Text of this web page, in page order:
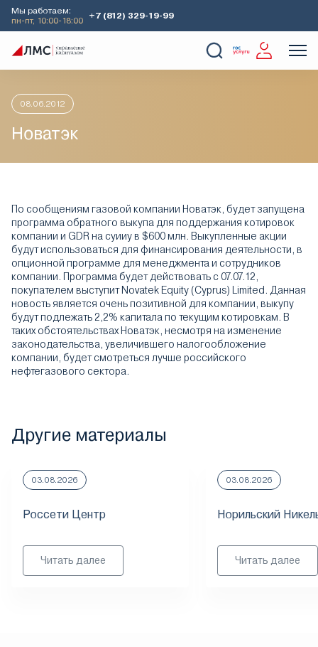
Мы работаем:
пн-пт, 10:00-18:00
+7 (812) 329-19-99
Главная Аналитика
08.06.2012
Новатэк
По сообщениям газовой компании Новатэк, будет запущена
программа обратного выкупа для поддержания котировок
компании и GDR на суииу в $600 млн. Выкупленные акции
будут использоваться для финансирования деятельности, в
опционной программе для менеджмента и сотрудников
компании. Программа будет действовать с 07.07.12,
покупателем выступит Novatek Equity (Cyprus) Limited. Данная
новость является очень позитивной для компании, выкупу
будут подлежать 2,2% капитала по текущим котировкам. В
таких обстоятельствах Новатэк, несмотря на изменение
законодательства, увеличившего налогообложение
компании, будет смотреться лучше российского
нефтегазового сектора.
Другие материалы
03.08.2026
Россети Центр
Читать далее
03.08.2026
Норильский
Читать далее